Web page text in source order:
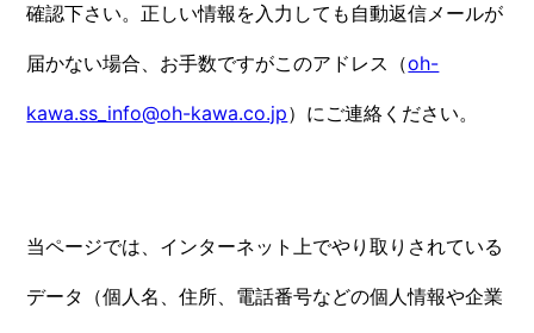
確認下さい。正しい情報を入力しても自動返信メールが
届かない場合、お手数ですがこのアドレス（oh-
kawa.ss_info@oh-kawa.co.jp）にご連絡ください。
当ページでは、インターネット上でやり取りされている
データ（個人名、住所、電話番号などの個人情報や企業